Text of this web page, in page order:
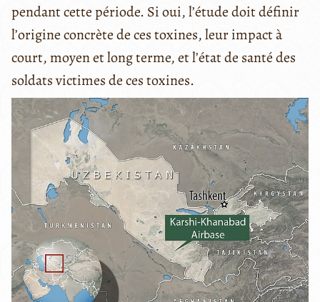
pendant cette période. Si oui, l’étude doit définir
l’origine concrète de ces toxines, leur impact à
court, moyen et long terme, et l’état de santé des
soldats victimes de ces toxines.